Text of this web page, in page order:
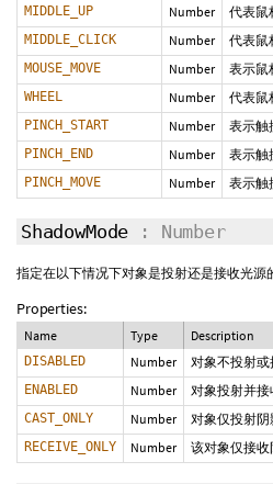
MIDDLE_UP Number 代表鼠
MIDDLE_CLICK Number 代表鼠
MOUSE_MOVE Number 表示鼠
WHEEL Number 代表鼠
PINCH_START Number 表示触
PINCH_END Number 表示触
PINCH_MOVE Number 表示触
ShadowMode : Number
指定在以下情况下对象是投射还是接收光源
Properties:
Name Type Description
DISABLED Number 对象不投射或
ENABLED Number 对象投射并接
CAST_ONLY Number 对象仅投射阴
RECEIVE_ONLY Number 该对象仅接收